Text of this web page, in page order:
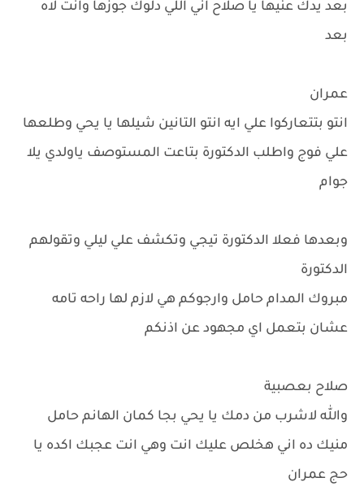
بعد يدك عنيها يا صلاح اني اللي دلوك جوزها وانت لاه
بعد
عمران
انتو بتتعاركوا علي ايه انتو التانين شيلها يا يحي وطلعها
علي فوج واطلب الدكتورة بتاعت المستوصف ياولدي يلا
جوام
وبعدها فعلا الدكتورة تيجي وتكشف علي ليلي وتقولهم
الدكتورة
مبروك المدام حامل وارجوكم هي لازم لها راحه تامه
عشان بتعمل اي مجهود عن اذنكم
صلاح بعصبية
والله لاشرب من دمك يا يحي بجا كمان الهانم حامل
منيك ده اني هخلص عليك انت وهي انت عجبك اكده يا
حج عمران